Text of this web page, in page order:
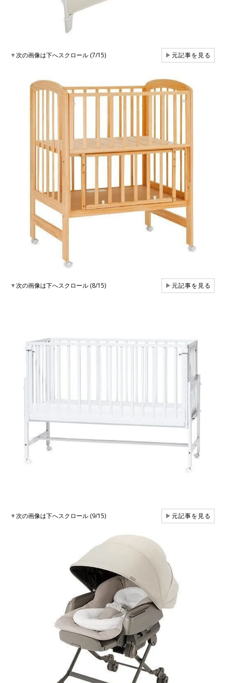
▼次の画像は下へスクロール (7/15) ▶元記事を見る
▼次の画像は下へスクロール (8/15) ▶元記事を見る
▼次の画像は下へスクロール (9/15) ▶元記事を見る